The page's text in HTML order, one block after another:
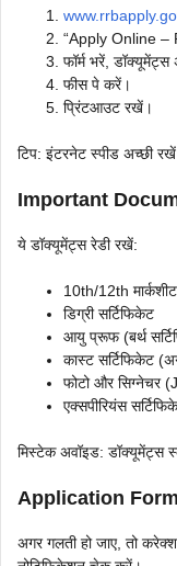
“Apply Online –
फॉर्म भरें,
फीस पे करें।
प्रिंटआउट रखें।
टिप: इंटरनेट स्पीड अच्छी
Important
ये डॉक्यूमेंट्स रेडी रखें:
10th/12th मार्कशीट
डिग्री सर्टिफिकेट
आयु प्रूफ (बर्थ
कास्ट सर्टिफिकेट
फोटो और सिग्नेचर
एक्सपीरियंस
मिस्टेक अवॉइड: डॉक्यूमेंट्स
Application
अगर गलती हो जाए, तो